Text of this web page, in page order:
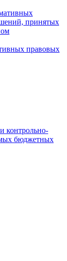
принятых
правовых
контрольно-
бюджетных